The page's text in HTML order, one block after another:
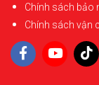
Chính sách bảo
Chính sách vận